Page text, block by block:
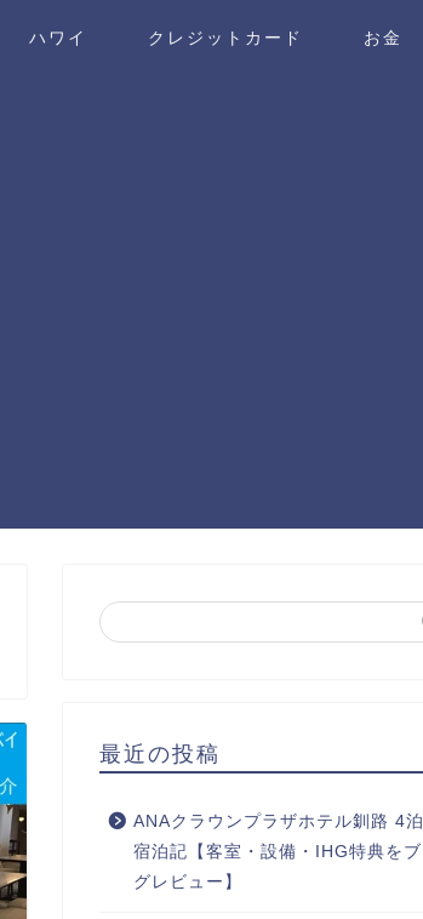
ハワイ クレジットカード お金
最近の投稿
ANAクラウンプラザホテル釧路 4
宿泊記【客室・設備・IHG特典をブ
グレビュー】